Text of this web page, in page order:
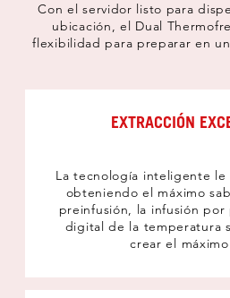
Con el servidor listo para
ubicación, el Dual
flexibilidad para preparar en
EXTRACCIÓN
La tecnología inteligente le
obteniendo el máximo
preinfusión, la infusión
digital de la temperatura
crear el